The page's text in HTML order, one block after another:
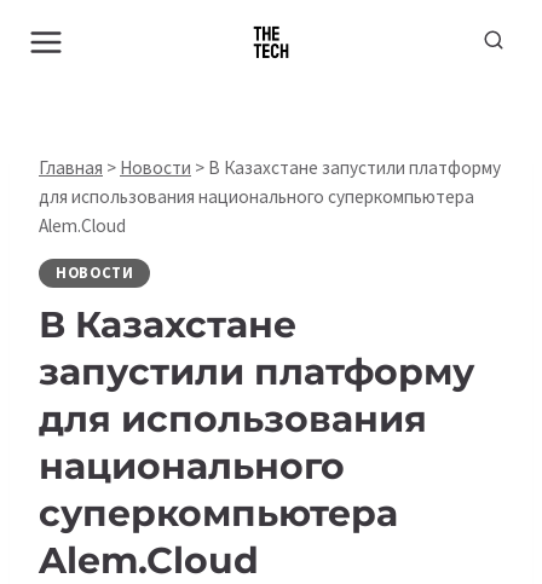
Главная > Новости > В Казахстане запустили платформу
для использования национального суперкомпьютера
Alem.Cloud
НОВОСТИ
В Казахстане
запустили платформу
для использования
национального
суперкомпьютера
Alem.Cloud